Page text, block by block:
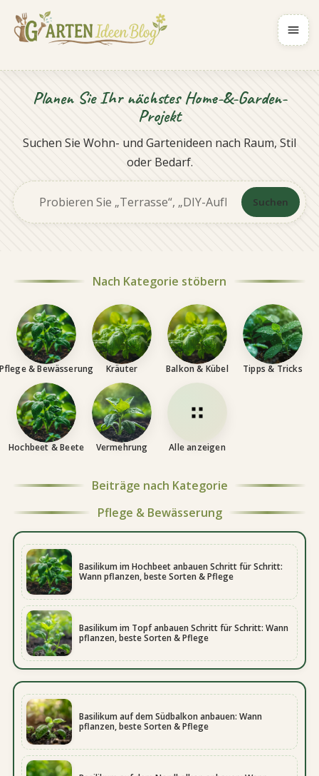
Planen Sie Ihr nächstes Home-&-Garden-
Projekt
Suchen Sie Wohn- und Gartenideen nach Raum, Stil
oder Bedarf.
Website durchsuchen Suchen
Nach Kategorie stöbern
& Bewässerung Kräuter Balkon & Kübel Tipps & Tricks
Hochbeet & Beete Vermehrung Alle anzeigen
Beiträge nach Kategorie
Pflege & Bewässerung
Basilikum im Hochbeet anbauen Schritt für Schritt:
Wann pflanzen, beste Sorten & Pflege
Basilikum im Topf anbauen Schritt für Schritt: Wann
pflanzen, beste Sorten & Pflege
Basilikum auf dem Südbalkon anbauen: Wann
pflanzen, beste Sorten & Pflege